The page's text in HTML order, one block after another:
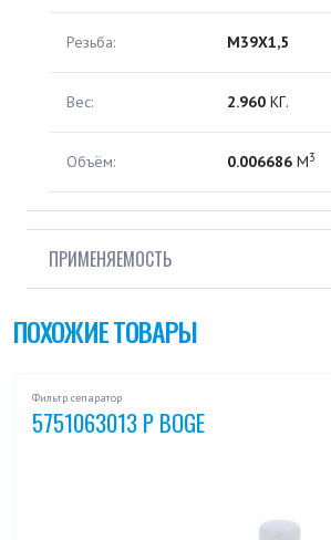
Резьба: M39X1,5
Вес: 2.960 КГ.
Объём: 0.006686 М3
ПРИМЕНЯЕМОСТЬ
ПОХОЖИЕ ТОВАРЫ
Фильтр сепаратор
5751063013 P BOGE